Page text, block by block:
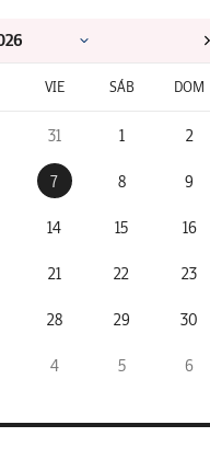
VIE SÁB DOM
31 1 2
7 8 9
14 15 16
21 22 23
28 29 30
4 5 6